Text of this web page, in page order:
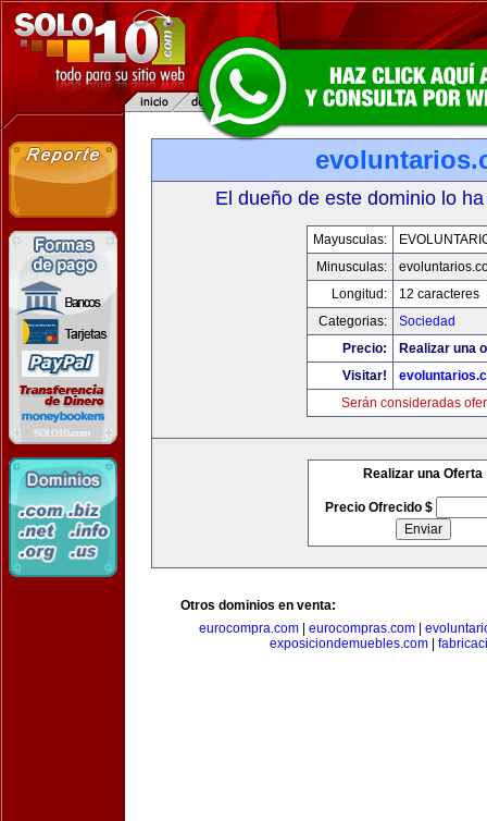
El dueño de este dominio lo
Mayusculas:
Minusculas:
Longitud:
12 caracteres
Categorias:
Sociedad
Precio:
Realizar una
Visitar!
Serán consideradas
Realizar una Oferta
Precio Ofrecido $
Otros dominios en venta:
eurocompra.com| eurocompras.com|
exposiciondemuebles.com|